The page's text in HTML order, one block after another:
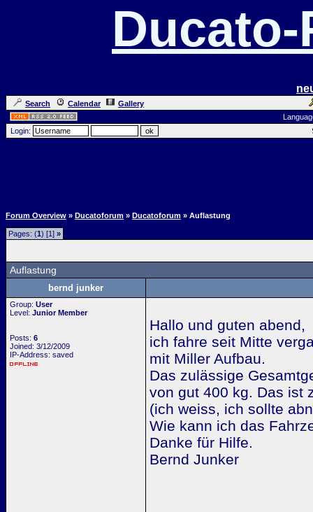
Search Calendar
Gallery
Login:
Forum Overview » Ducatoforum » Ducatoforum » Auflastung
Pages: (1) [1] »
Auflastung
bernd junker
Group: User
Level: Junior Member
Posts: 6
Joined: 3/12/2009
IP-Address: saved
Hallo und guten abend,
ich fahre seit Mitte
mit Miller Aufbau.
Das zulässige
von gut 400 kg. Das ist
(ich weiss, ich sollte
Wie kann ich das
Danke für Hilfe.
Bernd Junker